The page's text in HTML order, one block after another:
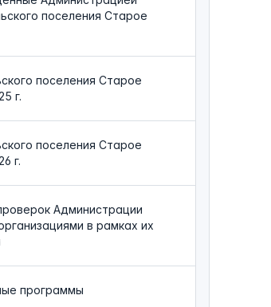
поселения Старое
поселения Старое
г.
поселения Старое
г.
Администрации
в рамках их
программы